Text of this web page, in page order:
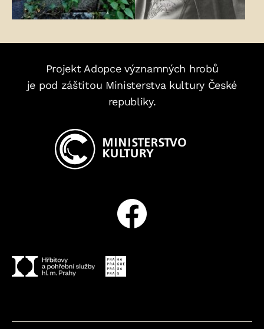
Projekt Adopce významných hrobů
je pod záštitou Ministerstva kultury České
republiky.
Facebook